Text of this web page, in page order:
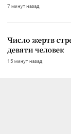
7 минут назад
Число жертв
девяти человек
15 минут назад